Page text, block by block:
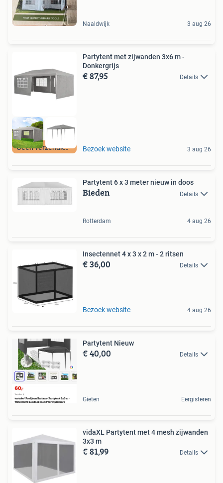
Naaldwijk 3 aug 26
Geen verzendkosten
Partytent met zijwanden 3x6 m -
Donkergrijs
€ 87,95 Details
Bezoek website 3 aug 26
Partytent 6 x 3 meter nieuw in doos
Bieden Details
Rotterdam 4 aug 26
Insectennet 4 x 3 x 2 m - 2 ritsen
€ 36,00 Details
Bezoek website 4 aug 26
Partytent Nieuw
€ 40,00 Details
Gieten Eergisteren
vidaXL Partytent met 4 mesh zijwanden
3x3 m
€ 81,99 Details